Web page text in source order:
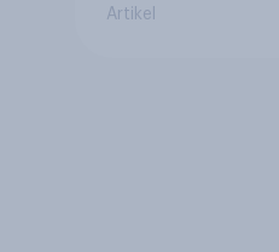
Artikel